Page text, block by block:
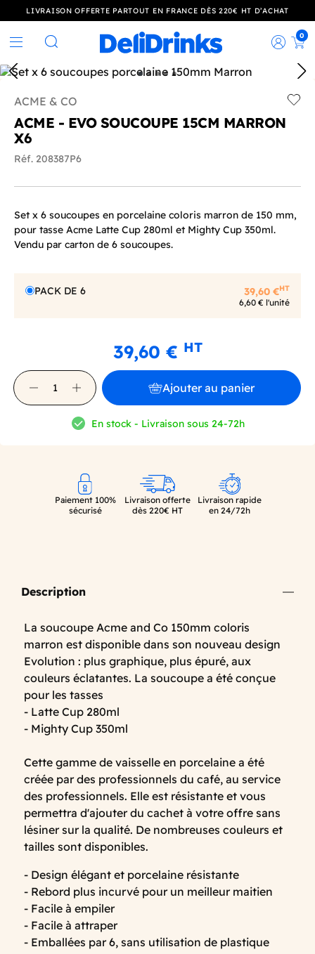
LIVRAISON OFFERTE PARTOUT EN FRANCE DÈS 220€ HT D’ACHAT
Rechercher
0
ACME & CO
ACME - EVO SOUCOUPE 15CM MARRON
X6
Réf. 208387P6
Set x 6 soucoupes en porcelaine coloris marron de 150 mm,
pour tasse Acme Latte Cup 280ml et Mighty Cup 350ml.
Vendu par carton de 6 soucoupes.
PACK DE 6 39,60 €HT
6,60 € l'unité
39,60 € HT
Ajouter au panier
En stock - Livraison sous 24-72h
Paiement 100%
sécurisé
Livraison offerte
dès 220€ HT
Livraison rapide
en 24/72h
Description
La soucoupe Acme and Co 150mm coloris
marron est disponible dans son nouveau design
Evolution : plus graphique, plus épuré, aux
couleurs éclatantes. La soucoupe a été conçue
pour les tasses
- Latte Cup 280ml
- Mighty Cup 350ml
Cette gamme de vaisselle en porcelaine a été
créée par des professionnels du café, au service
des professionnels. Elle est résistante et vous
permettra d'ajouter du cachet à votre offre sans
lésiner sur la qualité. De nombreuses couleurs et
tailles sont disponibles.
- Design élégant et porcelaine résistante
- Rebord plus incurvé pour un meilleur maitien
- Facile à empiler
- Facile à attraper
- Emballées par 6, sans utilisation de plastique